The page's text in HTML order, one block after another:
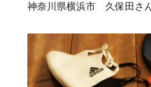
神奈川県横浜市 久保田さん